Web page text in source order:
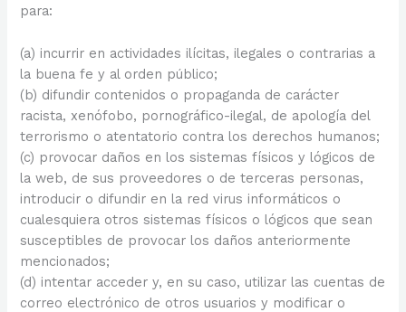
para:
(a) incurrir en actividades ilícitas, ilegales o contrarias a
la buena fe y al orden público;
(b) difundir contenidos o propaganda de carácter
racista, xenófobo, pornográfico-ilegal, de apología del
terrorismo o atentatorio contra los derechos humanos;
(c) provocar daños en los sistemas físicos y lógicos de
la web, de sus proveedores o de terceras personas,
introducir o difundir en la red virus informáticos o
cualesquiera otros sistemas físicos o lógicos que sean
susceptibles de provocar los daños anteriormente
mencionados;
(d) intentar acceder y, en su caso, utilizar las cuentas de
correo electrónico de otros usuarios y modificar o